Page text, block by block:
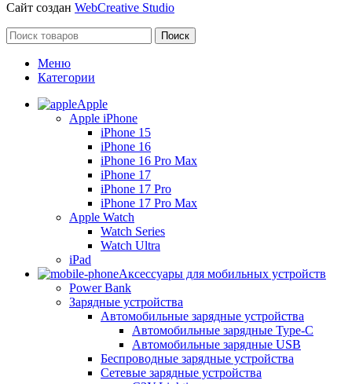
Сайт создан WebCreative Studio
Поиск
Меню
Категории
Apple
Apple iPhone
iPhone 15
iPhone 16
iPhone 16 Pro Max
iPhone 17
iPhone 17 Pro
iPhone 17 Pro Max
Apple Watch
Watch Series
Watch Ultra
iPad
Аксессуары для мобильных устройств
Power Bank
Зарядные устройства
Автомобильные зарядные устройства
Автомобильные зарядные Type-C
Автомобильные зарядные USB
Беспроводные зарядные устройства
Сетевые зарядные устройства